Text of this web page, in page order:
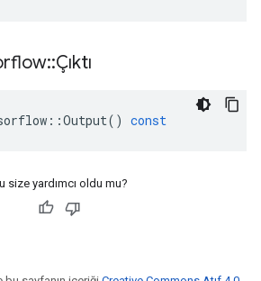
::Çıktı
::Output() const
size yardımcı oldu mu?